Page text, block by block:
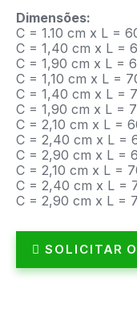
Dimensões:
C = 1.10 cm x L =
C = 1,40 cm x L =
C = 1,90 cm x L =
C = 1,10 cm x L =
C = 1,40 cm x L =
C = 1,90 cm x L =
C = 2,10 cm x L =
C = 2,40 cm x L =
C = 2,90 cm x L =
C = 2,10 cm x L =
C = 2,40 cm x L =
C = 2,90 cm x L =
SOLICITAR